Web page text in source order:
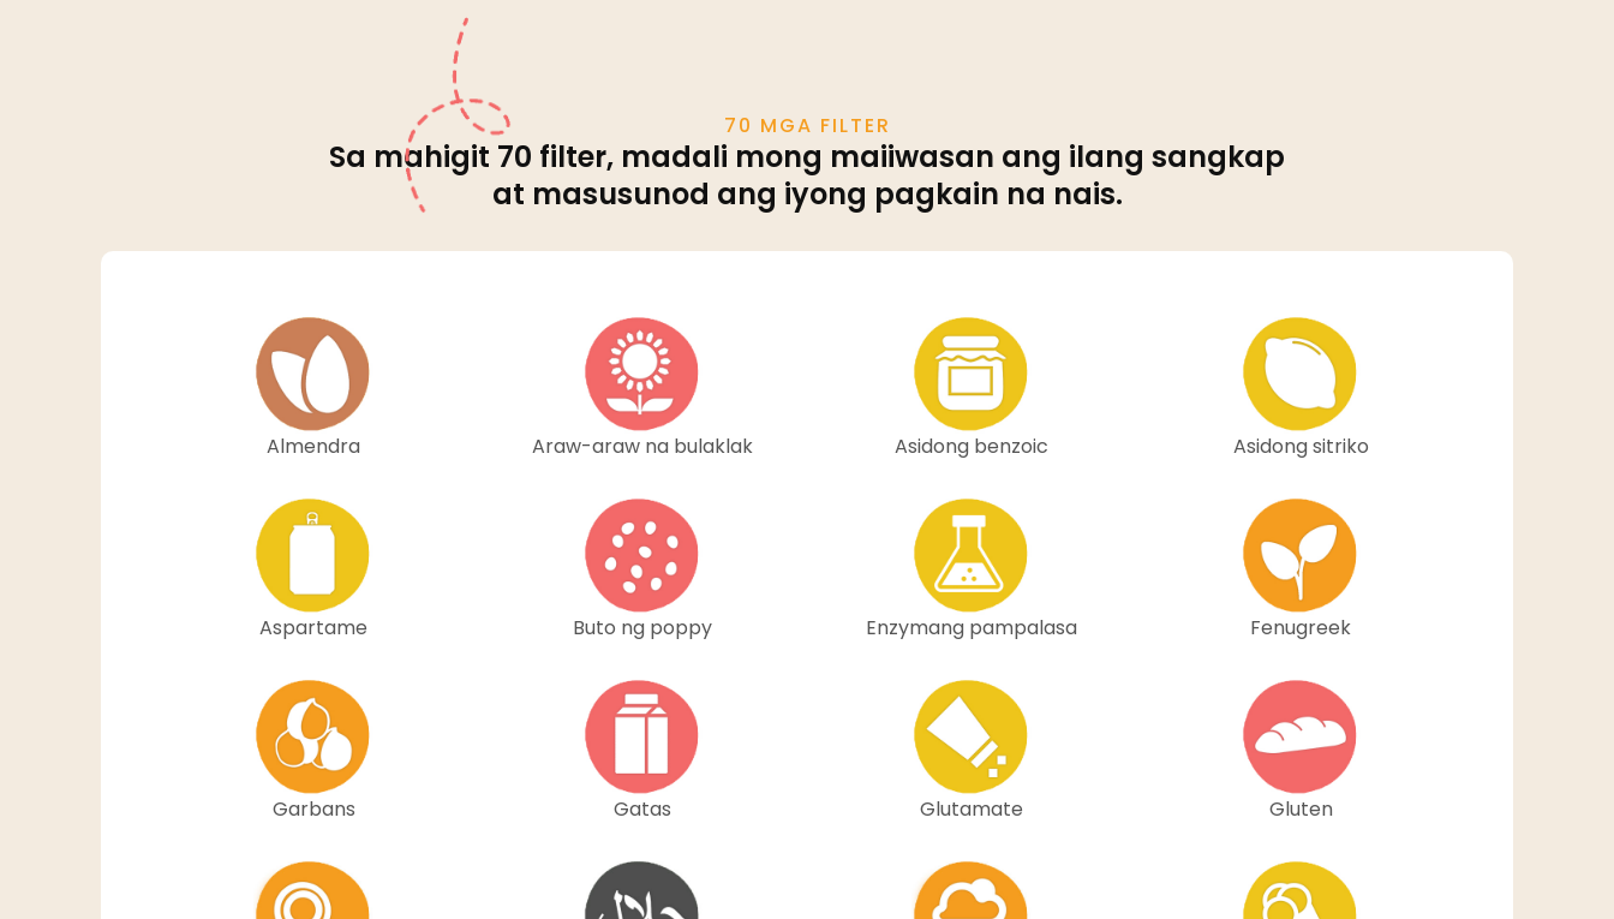
70 MGA FILTER
Sa mahigit 70 filter, madali mong maiiwasan ang ilang sangkap
at masusunod ang iyong pagkain na nais.
Almendra Araw-araw na bulaklak Asidong benzoic Asidong sitriko
Aspartame Buto ng poppy Enzymang pampalasa Fenugreek
Garbans Gatas Glutamate Gluten